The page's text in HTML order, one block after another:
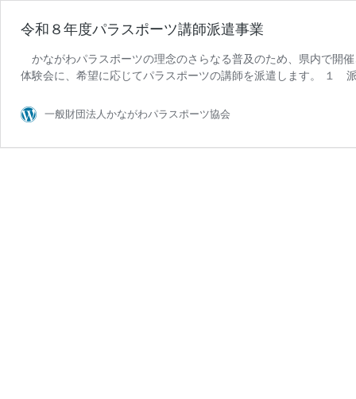
令和８年度パラスポーツ講師派遣事業
かながわパラスポーツの理念のさらなる普及のため、県内で開
体験会に、希望に応じてパラスポーツの講師を派遣します。 １
一般財団法人かながわパラスポーツ協会